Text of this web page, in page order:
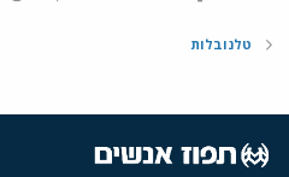
טלנובלות